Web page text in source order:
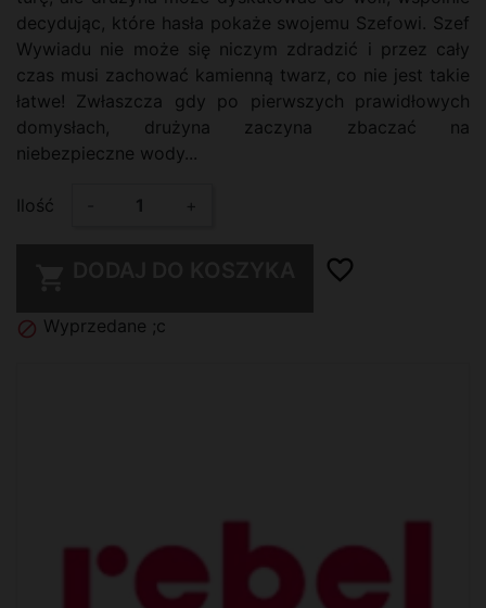
decydując, które hasła pokaże swojemu Szefowi. Szef
Wywiadu nie może się niczym zdradzić i przez cały
czas musi zachować kamienną twarz, co nie jest takie
łatwe! Zwłaszcza gdy po pierwszych prawidłowych
domysłach, drużyna zaczyna zbaczać na
niebezpieczne wody...
Ilość +
favorite_border
 Wyprzedane ;c